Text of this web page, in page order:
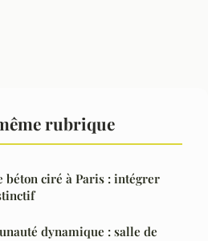
rubrique
béton ciré à Paris : intégrer
dynamique : salle de